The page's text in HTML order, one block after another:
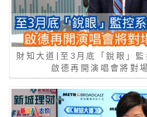
財知大道|至3月底「銳眼」
啟德再開演唱會將對